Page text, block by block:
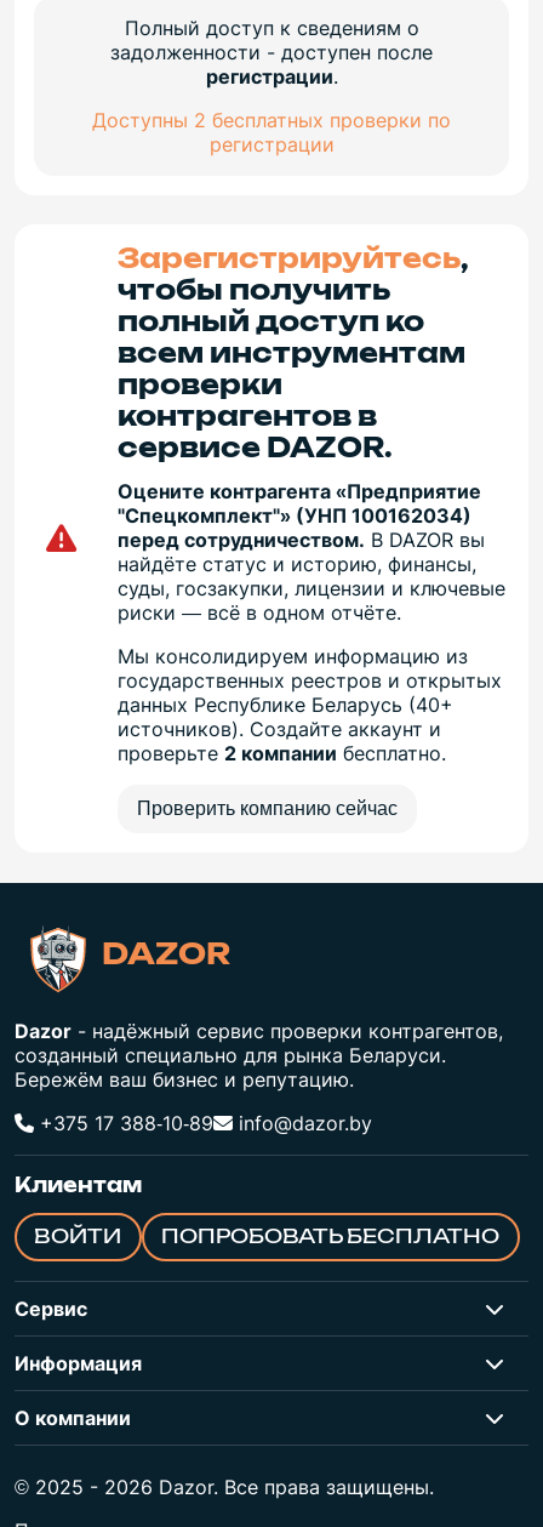
Полный доступ к сведениям о
задолженности - доступен после
регистрации.
Доступны 2 бесплатных проверки по
регистрации
Зарегистрируйтесь,
чтобы получить
полный доступ ко
всем инструментам
проверки
контрагентов в
сервисе DAZOR.
Оцените контрагента «Предприятие
"Спецкомплект"» (УНП 100162034)
перед сотрудничеством. В DAZOR вы
найдёте статус и историю, финансы,
суды, госзакупки, лицензии и ключевые
риски — всё в одном отчёте.
Мы консолидируем информацию из
государственных реестров и открытых
данных Республике Беларусь (40+
источников). Создайте аккаунт и
проверьте2 компании бесплатно.
Проверить компанию сейчас
DAZOR
Dazor - надёжный сервис проверки контрагентов,
созданный специально для рынка Беларуси.
Бережём ваш бизнес и репутацию.
+375 17 388‑10‑89
info@dazor.by
Клиентам
ВОЙТИ ПОПРОБОВАТЬ БЕСПЛАТНО
Сервис
Информация
О компании
© 2025 - 2026 Dazor. Все права защищены.